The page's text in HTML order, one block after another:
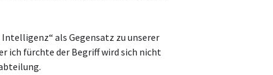
als Gegensatz zu unserer
ich fürchte der Begriff wird sich nicht